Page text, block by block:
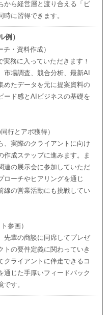
から経営層と渡り合える「ビ
に習得できます。
例）
・資料作成）
務に入っていただきます！
市場調査、競合分析、最新AI
めたデータを元に提案資料の
ード感とAIビジネスの基礎を
行とアポ獲得）
、実際のクライアントに向け
作成ステップに進みます。ま
連の展示会に参加していただ
ローチやヒアリングを通じ
線の営業活動にも挑戦してい
参画）
先輩の商談に同席してプレゼ
トの要件定義に関わっていき
クライアントに伴走できるコ
通じた手厚いフィードバック
す。